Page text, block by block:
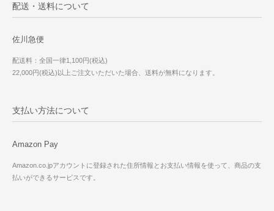
配送・送料について
佐川急便
配送料：全国一律1,100円(税込)
22,000円(税込)以上ご注文いただいた場合、送料が無料になります。
支払い方法について
Amazon Pay
Amazon.co.jpアカウントに登録された住所情報とお支払い情報を使って、商品の支
払いができるサービスです。